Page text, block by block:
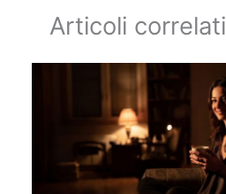
Articoli correlati